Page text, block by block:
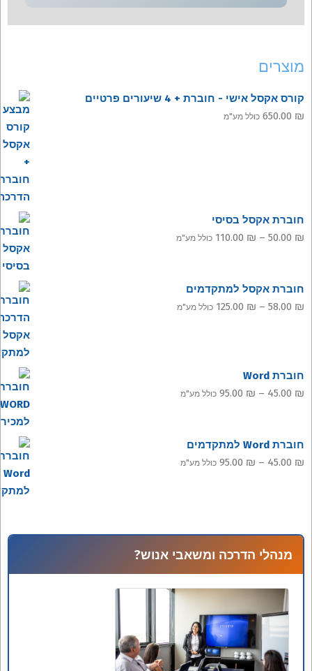
מוצרים
קורס אקסל אישי - חוברת + 4 שיעורים פרטיים
650.00 ₪ כולל מע"מ
חוברת אקסל בסיסי
50.00 ₪
–
110.00 ₪
טווח
עד
כולל מע"מ
חוברת אקסל למתקדמים
58.00 ₪
–
125.00 ₪
טווח
כולל מע"מ
חוברת Word
45.00 ₪
–
95.00 ₪
טווח
עד
כולל מע"מ
חוברת Word למתקדמים
45.00 ₪
–
95.00 ₪
טווח
כולל מע"מ
מנהלי הדרכה ומשאבי אנוש?